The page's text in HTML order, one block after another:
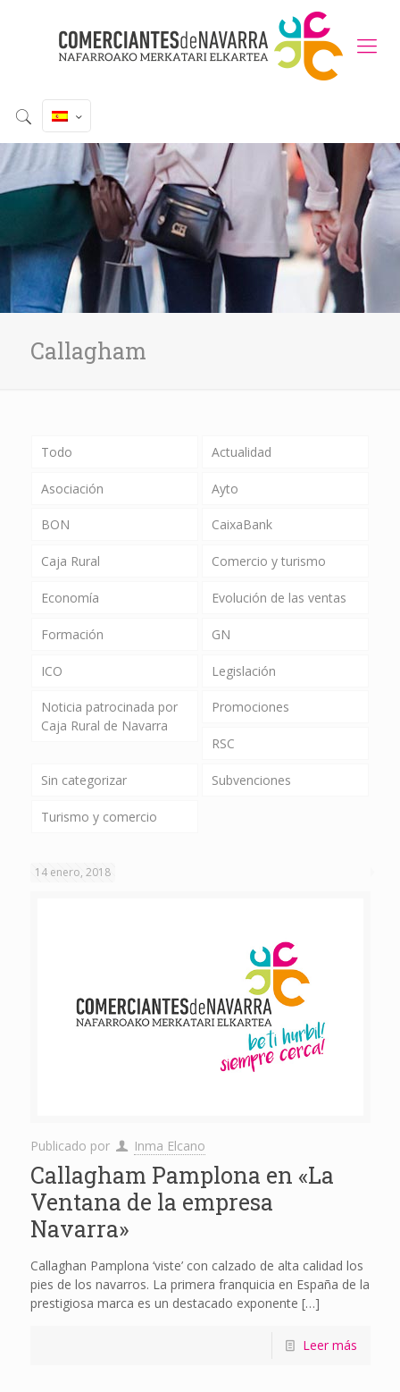
Callagham
Todo Actualidad
Asociación Ayto
BON CaixaBank
Caja Rural Comercio y turismo
Economía Evolución de las ventas
Formación GN
ICO Legislación
Noticia patrocinada por
Caja Rural de Navarra
Promociones
RSC
Sin categorizar Subvenciones
Turismo y comercio
14 enero, 2018
Publicado por Inma Elcano
Callagham Pamplona en «La
Ventana de la empresa
Navarra»
Callaghan Pamplona ‘viste’ con calzado de alta calidad los
pies de los navarros. La primera franquicia en España de la
prestigiosa marca es un destacado exponente […]
Leer más